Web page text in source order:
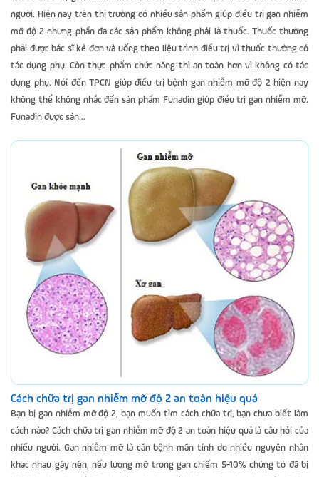
người. Hiện nay trên thị trường có nhiều sản phẩm giúp điều trị gan nhiễm
mỡ độ 2 nhưng phần đa các sản phẩm không phải là thuốc. Thuốc thường
phải được bác sĩ kê đơn và uống theo liệu trình điều trị vì thuốc thường có
tác dụng phụ. Còn thực phẩm chức năng thì an toàn hơn vì không có tác
dụng phụ. Nói đến TPCN giúp điều trị bệnh gan nhiễm mỡ độ 2 hiện nay
không thể không nhắc đến sản phẩm Funadin giúp điều trị gan nhiễm mỡ.
Funadin được sản...
Cách chữa trị gan nhiễm mỡ độ 2 an toàn hiệu quả
Bạn bị gan nhiễm mỡ độ 2, bạn muốn tìm cách chữa trị, bạn chưa biết làm
cách nào? Cách chữa trị gan nhiễm mỡ độ 2 an toàn hiệu quả là câu hỏi của
nhiều người. Gan nhiễm mỡ là căn bệnh mãn tính do nhiều nguyên nhân
khác nhau gây nên, nếu lượng mỡ trong gan chiếm 5-10% chứng tỏ đã bị